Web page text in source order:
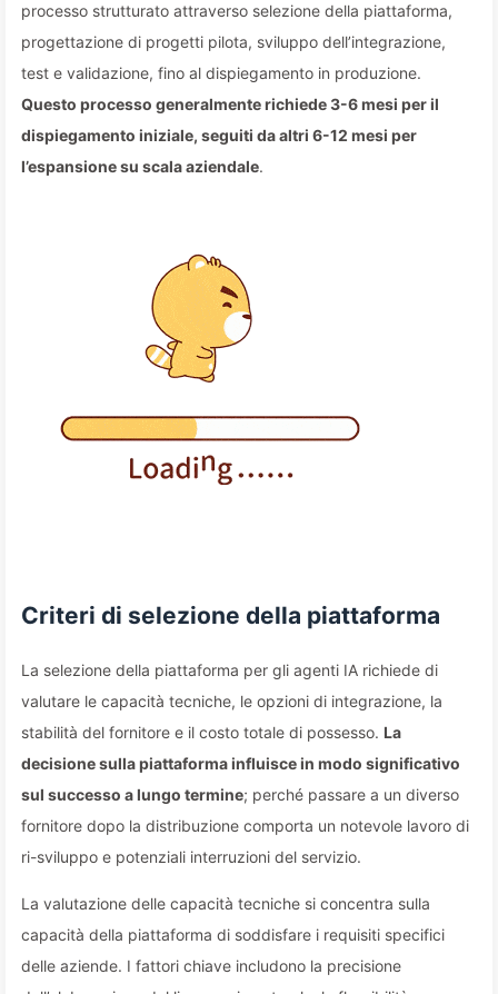
processo strutturato attraverso selezione della piattaforma,
progettazione di progetti pilota, sviluppo dell’integrazione,
test e validazione, fino al dispiegamento in produzione.
Questo processo generalmente richiede 3-6 mesi per il
dispiegamento iniziale, seguiti da altri 6-12 mesi per
l’espansione su scala aziendale.
Criteri di selezione della piattaforma
La selezione della piattaforma per gli agenti IA richiede di
valutare le capacità tecniche, le opzioni di integrazione, la
stabilità del fornitore e il costo totale di possesso. La
decisione sulla piattaforma influisce in modo significativo
sul successo a lungo termine; perché passare a un diverso
fornitore dopo la distribuzione comporta un notevole lavoro di
ri-sviluppo e potenziali interruzioni del servizio.
La valutazione delle capacità tecniche si concentra sulla
capacità della piattaforma di soddisfare i requisiti specifici
delle aziende. I fattori chiave includono la precisione